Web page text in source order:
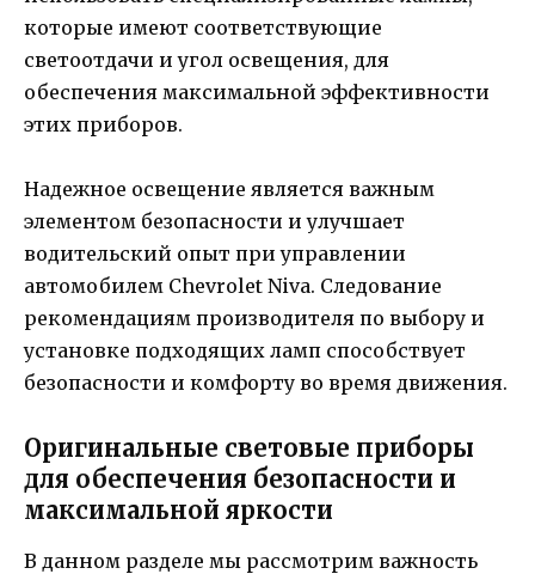
которые имеют соответствующие
светоотдачи и угол освещения, для
обеспечения максимальной эффективности
этих приборов.
Надежное освещение является важным
элементом безопасности и улучшает
водительский опыт при управлении
автомобилем Chevrolet Niva. Следование
рекомендациям производителя по выбору и
установке подходящих ламп способствует
безопасности и комфорту во время движения.
Оригинальные световые приборы
для обеспечения безопасности и
максимальной яркости
В данном разделе мы рассмотрим важность